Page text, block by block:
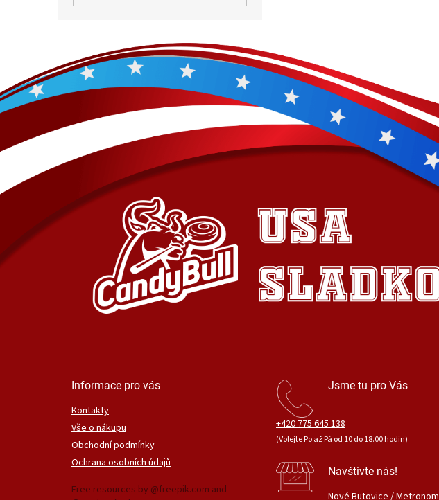
t
í
Informace pro vás
Kontakty
Vše o nákupu
Obchodní podmínky
Ochrana osobních údajů
Free resources by @freepik.com and
Jsme tu pro Vás
+420 775 645 138
(Volejte Po až Pá od 10 do 18.00 hodin)
Navštivte nás!
Nové Butovice / Metronom